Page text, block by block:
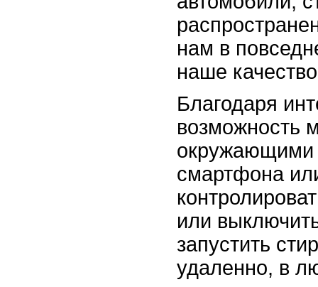
нам в
наше
Благодаря
возможность
окружающими
смартфона
или
запустить
удаленно, в